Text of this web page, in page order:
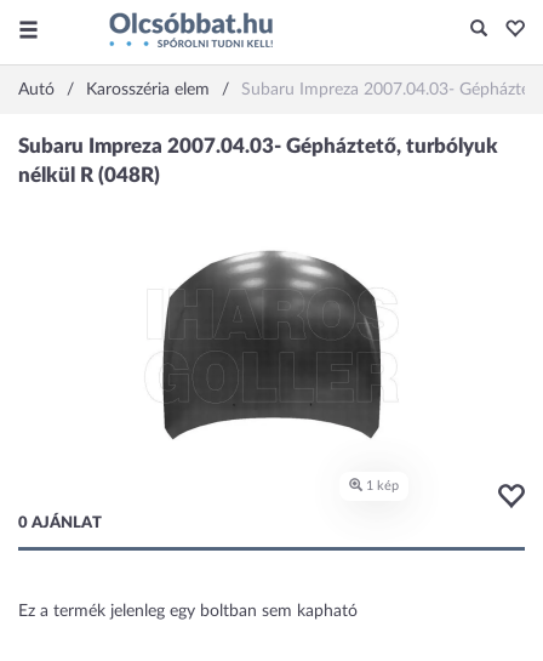
Autó Karosszéria elem Subaru Impreza 2007.04.03-
0 AJÁNLAT
Ez a termék jelenleg egy boltban sem kapható